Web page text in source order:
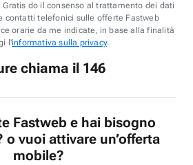
Gratis do il consenso al trattamento dei dati
contatti telefonici sulle offerte Fastweb
orarie da me indicate, in base alla finalità
l'informativa sulla privacy.
chiama il 146
Fastweb e hai bisogno
o vuoi attivare un’offerta
mobile?